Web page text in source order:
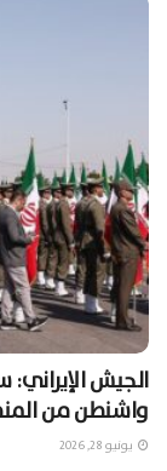
الجيش الإيراني:
واشنطن من
يونيو 28, 2026